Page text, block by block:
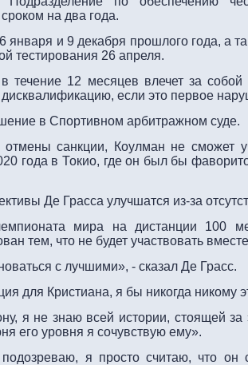
на два года.
января и 9 декабря прошлого года, а
тестирования 26 апреля.
течение 12 месяцев влечет за
если это первое
в Спортивном арбитражном суде.
санкции, Коулман не сможет
года в Токио, где он был бы
Де Грасса улучшатся из-за
мира на дистанции 100
тем, что не будет участвовать
с лучшими», - сказал Де Грасс.
для Кристиана, я бы никогда никому
я не знаю всей истории, стоящей за
его уровня я сочувствую ему».
я просто считаю, что он